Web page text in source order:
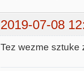
2019-07-08
Tez wezme sztuke